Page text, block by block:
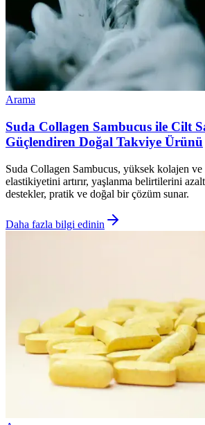
Arama
Suda Collagen Sambucus ile Cilt
Güçlendiren Doğal Takviye Ürünü
Suda Collagen Sambucus, yüksek kolajen
elastikiyetini artırır, yaşlanma belirtilerini
destekler, pratik ve doğal bir çözüm sunar.
Daha fazla bilgi edinin